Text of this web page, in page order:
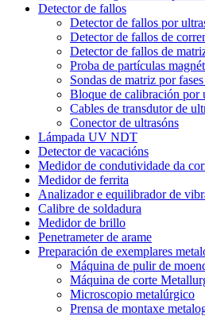
Detector de fallos
Detector de fallos por
Detector de fallos de
Detector de fallos de
Proba de partículas
Sondas de matriz por
Bloque de calibración por
Cables de transdutor de
Conector de ultrasóns
Lámpada UV NDT
Detector de vacacións
Medidor de condutividade da
Medidor de ferrita
Analizador e equilibrador de
Calibre de soldadura
Medidor de brillo
Penetrameter de arame
Preparación de exemplares
Máquina de pulir de
Máquina de corte
Microscopio metalúrgico
Prensa de montaxe